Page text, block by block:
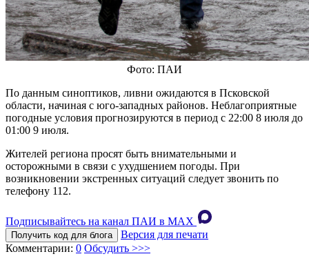
Фото: ПАИ
По данным синоптиков, ливни ожидаются в Псковской
области, начиная с юго‑западных районов. Неблагоприятные
погодные условия прогнозируются в период с 22:00 8 июля до
01:00 9 июля.
Жителей региона просят быть внимательными и
осторожными в связи с ухудшением погоды. При
возникновении экстренных ситуаций следует звонить по
телефону 112.
Подписывайтесь на канал ПАИ в MAХ
Получить код для блога
Версия для печати
Комментарии: 0 Обсудить >>>